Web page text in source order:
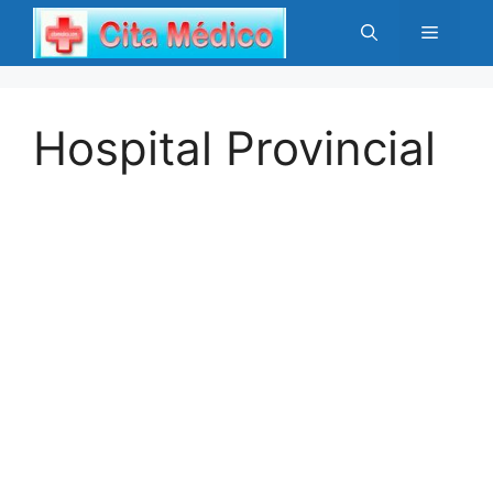
Saltar
contenido
Menú
Hospital Provincial